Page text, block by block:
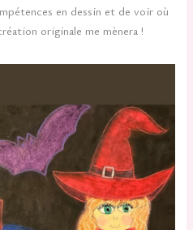
en dessin et de voir où
originale me mènera !